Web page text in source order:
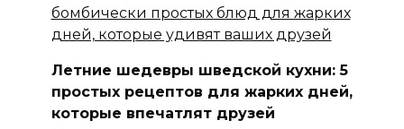
Летние шедевры шведской кухни: 5
простых рецептов для жарких дней,
которые впечатлят друзей